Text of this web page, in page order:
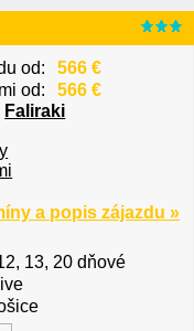
od:
566 €
od:
566 €
Faliraki
a popis zájazdu »
13, 20 dňové